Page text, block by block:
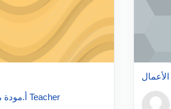
أ.مودة مصطفــى Teacher